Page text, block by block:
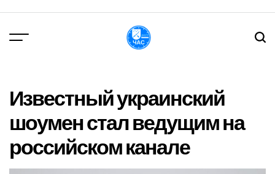
вмісту
Известный украинский
шоумен стал ведущим на
российском канале